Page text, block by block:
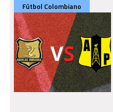
Fútbol Colombiano